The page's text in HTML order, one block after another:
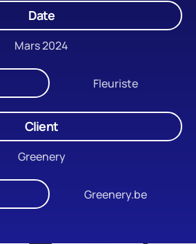
Date
Mars 2024
Fleuriste
Client
Greenery
Greenery.be